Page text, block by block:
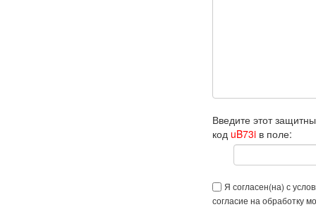
Введите этот
код uB73i в поле:
Я согласен(на) с
согласие на обработку